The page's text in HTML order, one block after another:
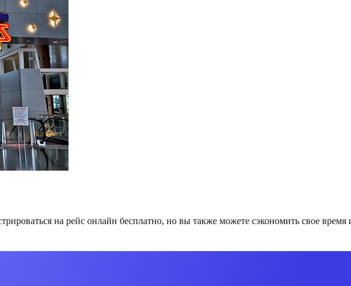
на рейс онлайн бесплатно, но вы также можете сэкономить свое время